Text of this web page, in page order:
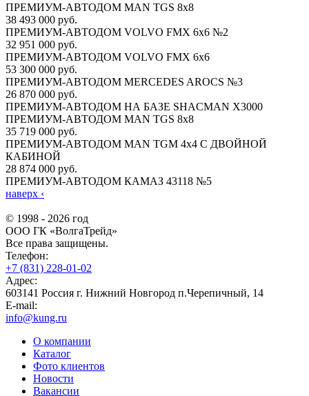
ПРЕМИУМ-АВТОДОМ MAN TGS 8х8
38 493 000 руб.
ПРЕМИУМ-АВТОДОМ VOLVO FMX 6x6 №2
32 951 000 руб.
ПРЕМИУМ-АВТОДОМ VOLVO FMX 6x6
53 300 000 руб.
ПРЕМИУМ-АВТОДОМ MERCEDES AROCS №3
26 870 000 руб.
ПРЕМИУМ-АВТОДОМ НА БАЗЕ SHACMAN X3000
ПРЕМИУМ-АВТОДОМ MAN TGS 8х8
35 719 000 руб.
ПРЕМИУМ-АВТОДОМ MAN TGM 4х4 С ДВОЙНОЙ
КАБИНОЙ
28 874 000 руб.
ПРЕМИУМ-АВТОДОМ КАМАЗ 43118 №5
наверх ‹
© 1998 - 2026 год
ООО ГК «ВолгаТрейд»
Все права защищены.
Телефон:
+7 (831) 228-01-02
Адрес:
603141 Россия г. Нижний Новгород п.Черепичный, 14
E-mail:
info@kung.ru
О компании
Каталог
Фото клиентов
Новости
Вакансии